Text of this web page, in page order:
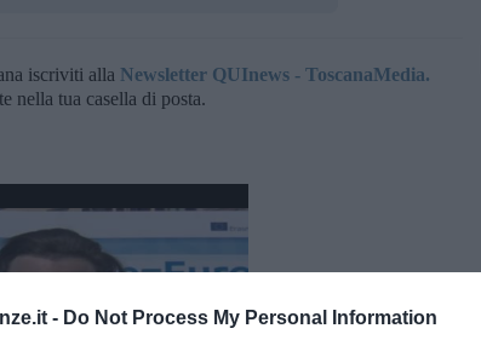
- Do Not Process My Personal Information
iscriviti alla Newsletter QUInews - ToscanaMedia.
nella tua casella di posta.